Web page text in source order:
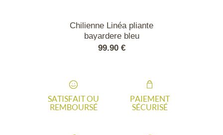
Chilienne Linéa pliante
bayardere bleu
99.90 €
SATISFAIT OU
REMBOURSÉ
PAIEMENT
SÉCURISÉ